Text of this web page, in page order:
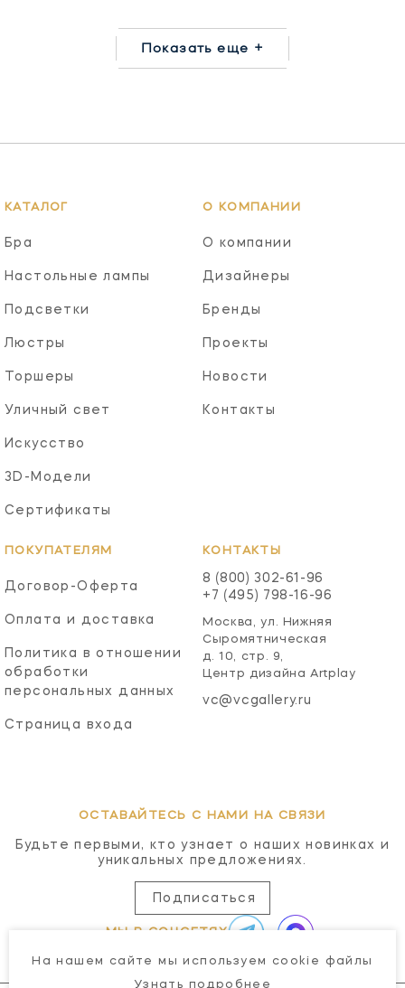
Показать еще +
КАТАЛОГ
Бра
Настольные лампы
Подсветки
Люстры
Торшеры
Уличный свет
Искусство
3D-Модели
Сертификаты
О КОМПАНИИ
О компании
Дизайнеры
Бренды
Проекты
Новости
Контакты
ПОКУПАТЕЛЯМ
Договор-Оферта
Оплата и доставка
Политика в отношении
обработки
персональных данных
Страница входа
КОНТАКТЫ
8 (800) 302-61-96
+7 (495) 798-16-96
Москва, ул. Нижняя
Сыромятническая
д. 10, стр. 9,
Центр дизайна Artplay
vc@vcgallery.ru
ОСТАВАЙТЕСЬ С НАМИ НА СВЯЗИ
Будьте первыми, кто узнает о наших новинках и
уникальных предложениях.
Подписаться
МЫ В СОЦСЕТЯХ
На нашем сайте мы используем cookie файлы
Узнать подробнее